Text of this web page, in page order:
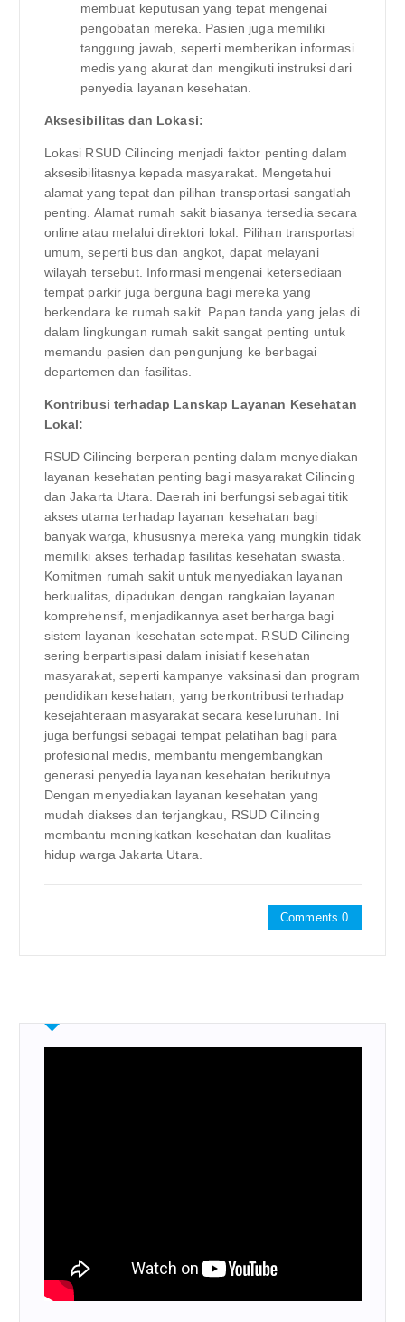
membuat keputusan yang tepat mengenai
pengobatan mereka. Pasien juga memiliki
tanggung jawab, seperti memberikan informasi
medis yang akurat dan mengikuti instruksi dari
penyedia layanan kesehatan.
Aksesibilitas dan Lokasi:
Lokasi RSUD Cilincing menjadi faktor penting dalam
aksesibilitasnya kepada masyarakat. Mengetahui
alamat yang tepat dan pilihan transportasi sangatlah
penting. Alamat rumah sakit biasanya tersedia secara
online atau melalui direktori lokal. Pilihan transportasi
umum, seperti bus dan angkot, dapat melayani
wilayah tersebut. Informasi mengenai ketersediaan
tempat parkir juga berguna bagi mereka yang
berkendara ke rumah sakit. Papan tanda yang jelas di
dalam lingkungan rumah sakit sangat penting untuk
memandu pasien dan pengunjung ke berbagai
departemen dan fasilitas.
Kontribusi terhadap Lanskap Layanan Kesehatan
Lokal:
RSUD Cilincing berperan penting dalam menyediakan
layanan kesehatan penting bagi masyarakat Cilincing
dan Jakarta Utara. Daerah ini berfungsi sebagai titik
akses utama terhadap layanan kesehatan bagi
banyak warga, khususnya mereka yang mungkin tidak
memiliki akses terhadap fasilitas kesehatan swasta.
Komitmen rumah sakit untuk menyediakan layanan
berkualitas, dipadukan dengan rangkaian layanan
komprehensif, menjadikannya aset berharga bagi
sistem layanan kesehatan setempat. RSUD Cilincing
sering berpartisipasi dalam inisiatif kesehatan
masyarakat, seperti kampanye vaksinasi dan program
pendidikan kesehatan, yang berkontribusi terhadap
kesejahteraan masyarakat secara keseluruhan. Ini
juga berfungsi sebagai tempat pelatihan bagi para
profesional medis, membantu mengembangkan
generasi penyedia layanan kesehatan berikutnya.
Dengan menyediakan layanan kesehatan yang
mudah diakses dan terjangkau, RSUD Cilincing
membantu meningkatkan kesehatan dan kualitas
hidup warga Jakarta Utara.
Comments 0